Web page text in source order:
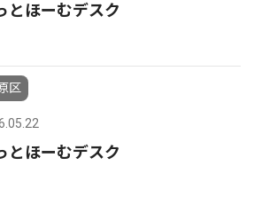
とほーむデスク
区
とほーむデスク